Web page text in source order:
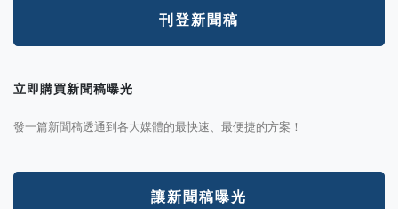
刊登新聞稿
立即購買新聞稿曝光
發一篇新聞稿透通到各大媒體的最快速、最便捷的方案！
讓新聞稿曝光